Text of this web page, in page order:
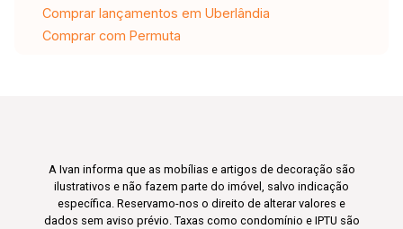
Comprar lançamentos em Uberlândia
Comprar com Permuta
A Ivan informa que as mobílias e artigos de decoração são
ilustrativos e não fazem parte do imóvel, salvo indicação
específica. Reservamo-nos o direito de alterar valores e
dados sem aviso prévio. Taxas como condomínio e IPTU são